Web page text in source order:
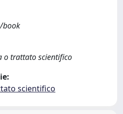
book
o trattato scientifico
scientifico